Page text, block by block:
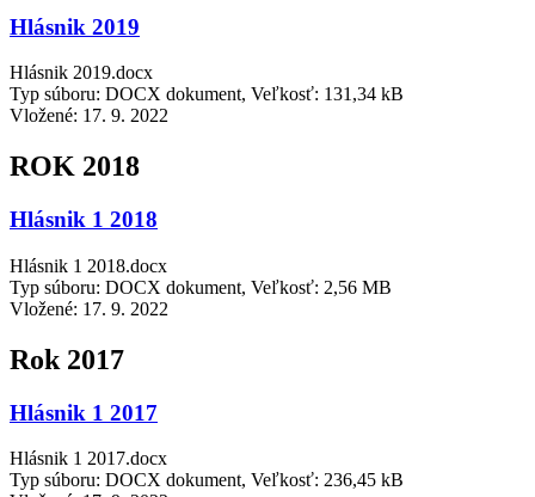
Hlásnik 2019
Hlásnik 2019.docx
Typ súboru: DOCX dokument, Veľkosť: 131,34 kB
Vložené: 17. 9. 2022
ROK 2018
Hlásnik 1 2018
Hlásnik 1 2018.docx
Typ súboru: DOCX dokument, Veľkosť: 2,56 MB
Vložené: 17. 9. 2022
Rok 2017
Hlásnik 1 2017
Hlásnik 1 2017.docx
Typ súboru: DOCX dokument, Veľkosť: 236,45 kB